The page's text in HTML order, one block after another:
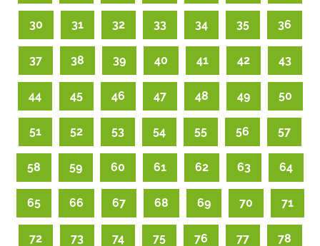
30 31 32 33 34 35 36
37 38 39 40 41 42 43
44 45 46 47 48 49 50
51 52 53 54 55 56 57
58 59 60 61 62 63 64
65 66 67 68 69 70 71
72 73 74 75 76 77 78